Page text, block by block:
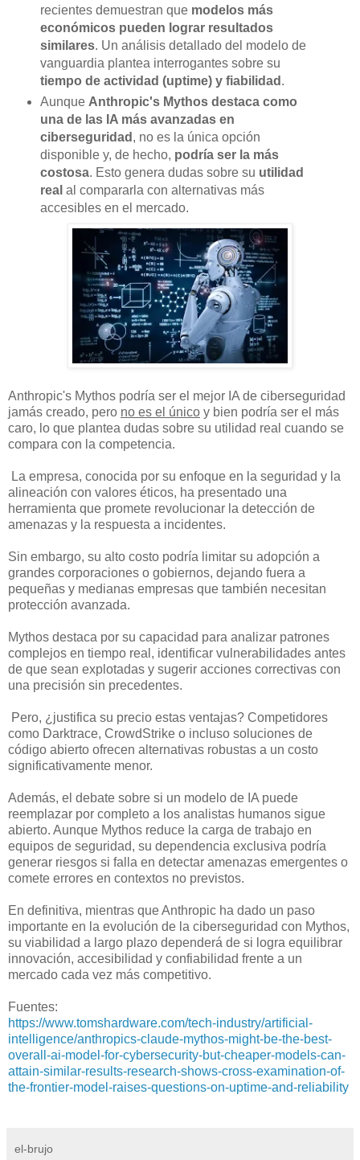
recientes demuestran que modelos más
económicos pueden lograr resultados
similares. Un análisis detallado del modelo de
vanguardia plantea interrogantes sobre su
tiempo de actividad (uptime) y fiabilidad .
Aunque Anthropic's Mythos destaca como
una de las IA más avanzadas en
ciberseguridad , no es la única opción
disponible y, de hecho, podría ser la más
costosa. Esto genera dudas sobre su utilidad
real al compararla con alternativas más
accesibles en el mercado.
Anthropic's Mythos podría ser el mejor IA de ciberseguridad
jamás creado, pero no es el único y bien podría ser el más
caro, lo que plantea dudas sobre su utilidad real cuando se
compara con la competencia.
La empresa, conocida por su enfoque en la seguridad y la
alineación con valores éticos, ha presentado una
herramienta que promete revolucionar la detección de
amenazas y la respuesta a incidentes.
Sin embargo, su alto costo podría limitar su adopción a
grandes corporaciones o gobiernos, dejando fuera a
pequeñas y medianas empresas que también necesitan
protección avanzada.
Mythos destaca por su capacidad para analizar patrones
complejos en tiempo real, identificar vulnerabilidades antes
de que sean explotadas y sugerir acciones correctivas con
una precisión sin precedentes.
Pero, ¿justifica su precio estas ventajas? Competidores
como Darktrace, CrowdStrike o incluso soluciones de
código abierto ofrecen alternativas robustas a un costo
significativamente menor.
Además, el debate sobre si un modelo de IA puede
reemplazar por completo a los analistas humanos sigue
abierto. Aunque Mythos reduce la carga de trabajo en
equipos de seguridad, su dependencia exclusiva podría
generar riesgos si falla en detectar amenazas emergentes o
comete errores en contextos no previstos.
En definitiva, mientras que Anthropic ha dado un paso
importante en la evolución de la ciberseguridad con Mythos,
su viabilidad a largo plazo dependerá de si logra equilibrar
innovación, accesibilidad y confiabilidad frente a un
mercado cada vez más competitivo.
Fuentes:
https://www.tomshardware.com/tech-industry/artificial-
intelligence/anthropics-claude-mythos-might-be-the-best-
overall-ai-model-for-cybersecurity-but-cheaper-models-can-
attain-similar-results-research-shows-cross-examination-of-
the-frontier-model-raises-questions-on-uptime-and-reliability
el-brujo